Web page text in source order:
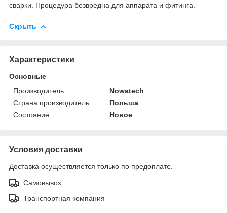
сварки. Процедура безвредна для аппарата и фитинга.
Скрыть
Характеристики
Основные
Производитель
Nowatech
Страна производитель
Польша
Состояние
Новое
Условия доставки
Доставка осуществляется только по предоплате.
Самовывоз
Транспортная компания